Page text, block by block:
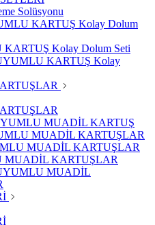
Solüsyonu
KARTUŞ Kolay Dolum
Kolay Dolum Seti
KARTUŞ Kolay
MUADİL KARTUŞ
MUADİL KARTUŞLAR
MUADİL KARTUŞLAR
MUADİL KARTUŞLAR
MUADİL